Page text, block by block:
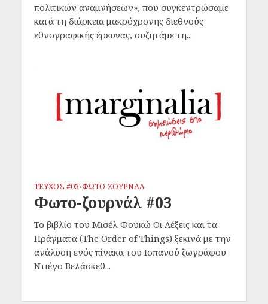
πολιτικών αναμνήσεων», που συγκεντρώσαμε
κατά τη διάρκεια μακρόχρονης διεθνoύς
εθνογραφικής έρευνας, συζητάμε τη...
ΤΕΥΧΟΣ #03•ΦΩΤΟ-ΖΟΥΡΝΑΛ
Φωτο-ζουρνάλ #03
To βιβλίο του Μισέλ Φουκώ Οι Λέξεις και τα
Πράγματα (The Order of Things) ξεκινά με την
ανάλυση ενός πίνακα του Ισπανού ζωγράφου
Ντιέγο Βελάσκεθ...